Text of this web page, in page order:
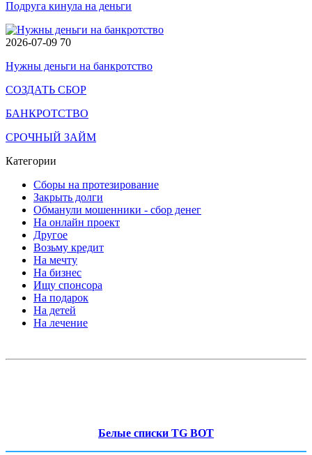
Подруга кинула на деньги
2026-07-09 70
Нужны деньги на банкротство
СОЗДАТЬ СБОР
БАНКРОТСТВО
СРОЧНЫЙ ЗАЙМ
Категории
Сборы на протезирование
Закрыть долги
Обманули мошенники - сбор денег
На онлайн проект
Другое
Возьму кредит
На мечту
На бизнес
Ищу спонсора
На подарок
На детей
На лечение
Белые списки TG BOT